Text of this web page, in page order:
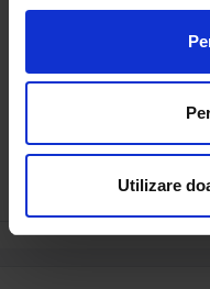
Utilizare
Ai folosit acest
Exprimă-ți
experiența ta cu
Adaugă un review